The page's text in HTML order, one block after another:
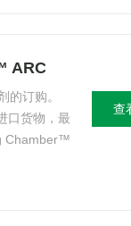
ARC
的订购。
口货物，最
Chamber™
查